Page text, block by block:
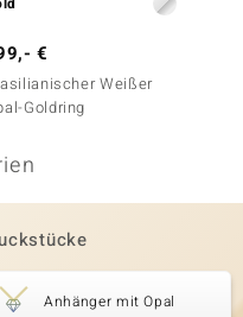
€
Weißer
Goldring
Anhänger mit Opal